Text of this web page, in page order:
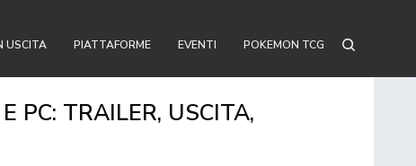
USCITA PIATTAFORME EVENTI POKEMON TCG
PC: TRAILER, USCITA,